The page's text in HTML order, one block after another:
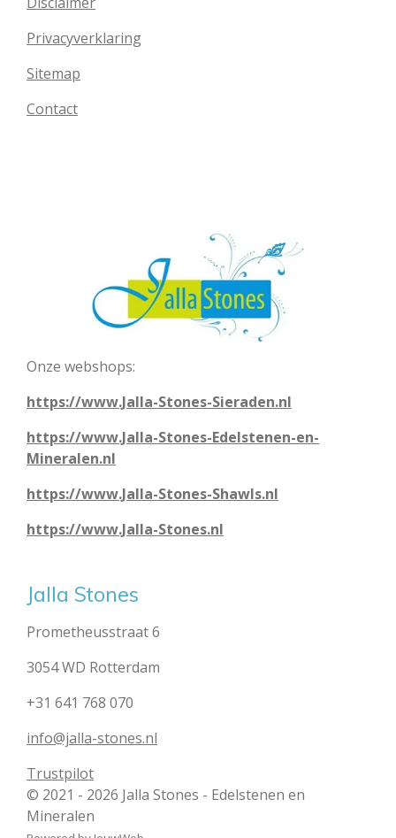
Privacyverklaring
Sitemap
Contact
Onze webshops:
https://www.Jalla-Stones-Sieraden.nl
https://www.Jalla-Stones-Edelstenen-en-
Mineralen.nl
https://www.Jalla-Stones-Shawls.nl
https://www.Jalla-Stones.nl
Jalla Stones
Prometheusstraat 6
3054 WD Rotterdam
+31 641 768 070
info@jalla-stones.nl
Trustpilot
© 2021 - 2026 Jalla Stones - Edelstenen en
Mineralen